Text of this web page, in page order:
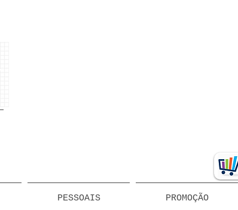
PESSOAIS PROMOÇÃO